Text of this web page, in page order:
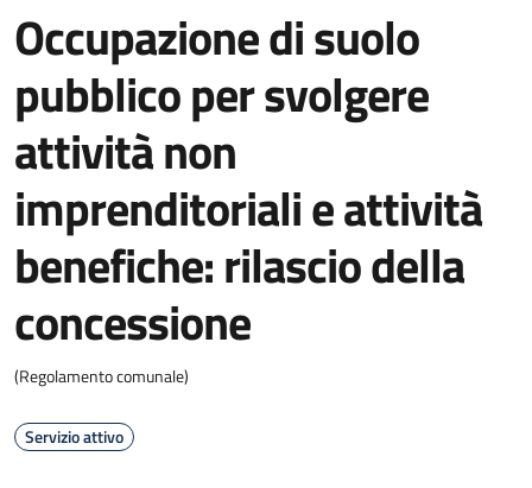
Occupazione di suolo
pubblico per svolgere
attività non
imprenditoriali e attività
benefiche: rilascio della
concessione
(Regolamento comunale)
Servizio attivo